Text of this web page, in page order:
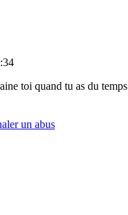
toi quand tu as du temps
un abus